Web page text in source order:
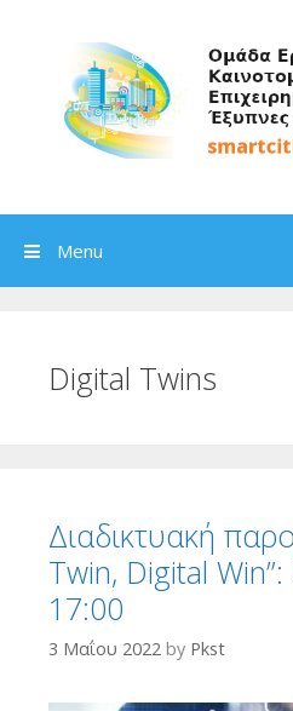
Menu
Digital Twins
Διαδικτυακή
Twin, Digital
17:00
3 Μαΐου 2022 by Pkst